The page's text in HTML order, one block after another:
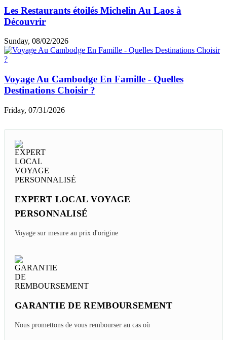
Vietnam Vs Cambodge - Comparer Budget Voyage
Et Quel Pays Choisir ?
Quel Itinéraire De 2 Semaines Du Sud Au Nord Du
Vietnam ?
Thursday, 08/06/2026
Les Restaurants étoilés Michelin Au Laos à
Découvrir
Destinations Choisir ?
Friday, 07/31/2026